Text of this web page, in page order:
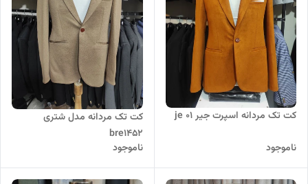
کت تک مردانه اسپرت جیر je 01
ناموجود
کت تک مردانه مدل شتری
bre1452
ناموجود